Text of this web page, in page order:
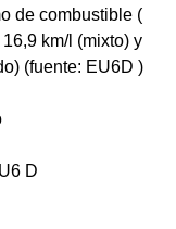
de combustible (
km/l (mixto) y
(fuente: EU6D )
D